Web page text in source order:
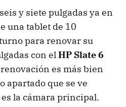
y siete pulgadas ya en
una tablet de 10
para renovar su
con el HP Slate 6
es más bien
apartado que se ve
la cámara principal.